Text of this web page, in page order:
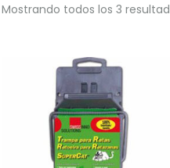
Mostrando todos los 3